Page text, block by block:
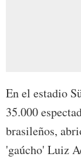
En el estadio
35.000
brasileños,
'gaúcho' Luiz